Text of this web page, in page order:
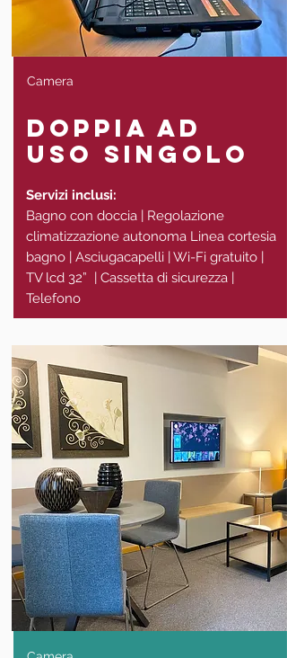
Camera
doppia ad
uso singolo
Servizi inclusi:
Bagno con doccia | Regolazione
climatizzazione autonoma Linea cortesia
bagno | Asciugacapelli | Wi-Fi gratuito |
TV lcd 32” | Cassetta di sicurezza |
Telefono